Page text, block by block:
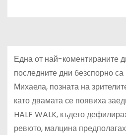
Една от най-коментираните
последните дни безспорно
Михаела, позната на
като двамата се появиха
HALF WALK, където
ревюто, малцина